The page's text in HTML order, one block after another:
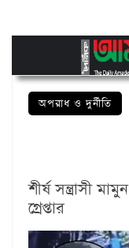
অপরাধ ও দুর্নীতি
শীর্ষ সন্ত্রাসী
গ্রেপ্তার